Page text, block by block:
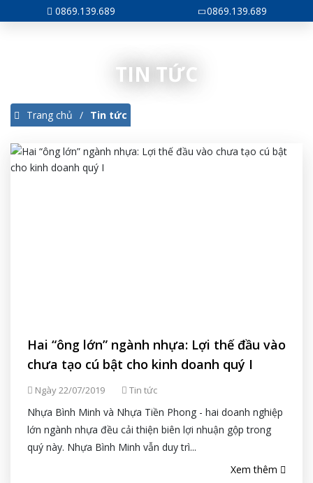
0869.139.689 0869.139.689
TIN TỨC
Trang chủ Tin tức
Hai “ông lớn” ngành nhựa: Lợi thế đầu vào
chưa tạo cú bật cho kinh doanh quý I
Ngày 22/07/2019 Tin tức
Nhựa Bình Minh và Nhựa Tiền Phong - hai doanh nghiệp
lớn ngành nhựa đều cải thiện biên lợi nhuận gộp trong
quý này. Nhựa Bình Minh vẫn duy trì...
Xem thêm